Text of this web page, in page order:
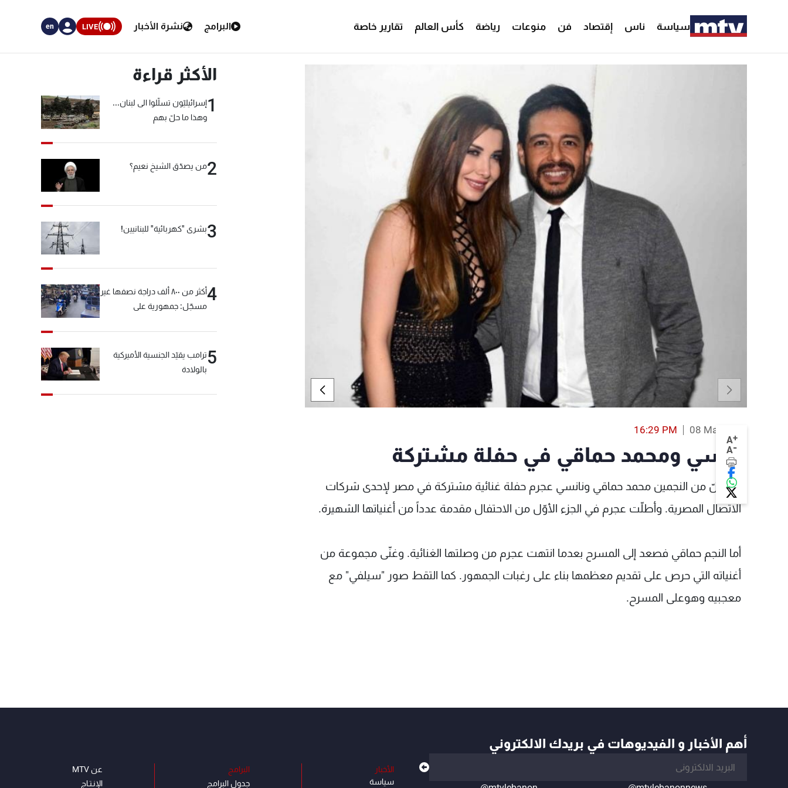
سياسة ناس إقتصاد فن منوعات رياضة كأس العالم تقارير خاصة البرامج نشرة الأخبار LIVE
en
A+
A-
08 Mar 2016
16:29 PM
نانسي ومحمد حماقي في حفلة مشتركة
أحيا كلّ من النجمين محمد حماقي ونانسي عجرم حفلة غنائية مشتركة في مصر لإحدى شركات
الاتصال المصرية. وأطلّت عجرم في الجزء الأوّل من الاحتفال مقدمة عدداً من أغنياتها الشهيرة.
أما النجم حماقي فصعد إلى المسرح بعدما انتهت عجرم من وصلتها الغنائية. وغنّى مجموعة من
أغنياته التي حرص على تقديم معظمها بناء على رغبات الجمهور. كما التقط صور "سيلفي" مع
معجبيه وهوعلى المسرح.
الأكثر قراءة
1إسرائيليّون تسلّلوا الى لبنان...
وهذا ما حلّ بهم
2من يصدّق الشيخ نعيم؟
3بشرى "كهربائية" للبنانيين!
4
أكثر من ٨٠٠ ألف دراجة نصفها غير
مسجّل: جمهورية على
5ترامب يقيّد الجنسية الأميركية
بالولادة
أهم الأخبار و الفيديوهات في بريدك الالكتروني
الأخبار
سياسة
البرامج
جدول البرامج
عن MTV
الإنـتـاج